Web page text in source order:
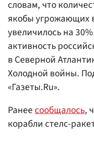
словам, что
якобы угрожающих
увеличилось на
активность
в Северной
Холодной войны.
«Газеты.Ru».
Ранеесообщалось,
корабли стелс-